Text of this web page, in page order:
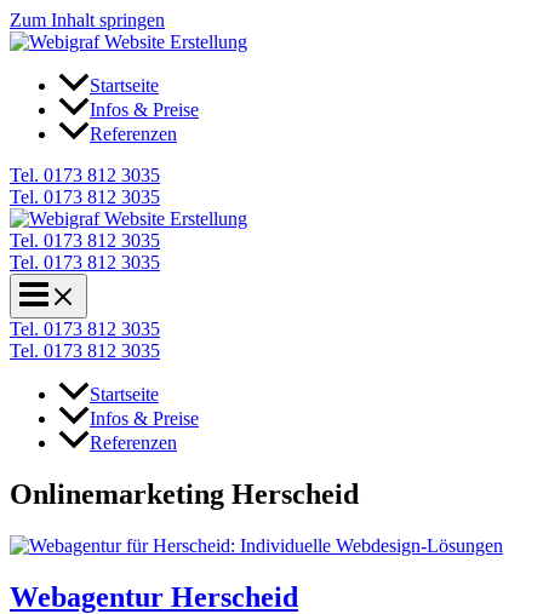
Zum Inhalt springen
Startseite
Infos & Preise
Referenzen
Tel. 0173 812 3035
Tel. 0173 812 3035
Tel. 0173 812 3035
Tel. 0173 812 3035
Tel. 0173 812 3035
Tel. 0173 812 3035
Startseite
Infos & Preise
Referenzen
Onlinemarketing Herscheid
Webagentur Herscheid